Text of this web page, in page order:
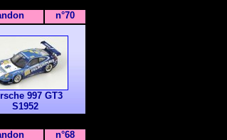
n°70
997 GT3
S1952
n°68